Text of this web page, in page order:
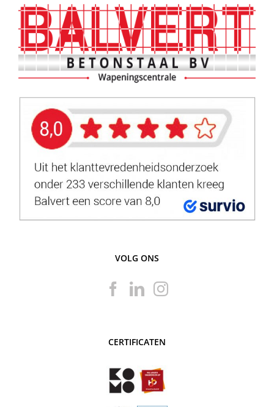
VOLG ONS
CERTIFICATEN